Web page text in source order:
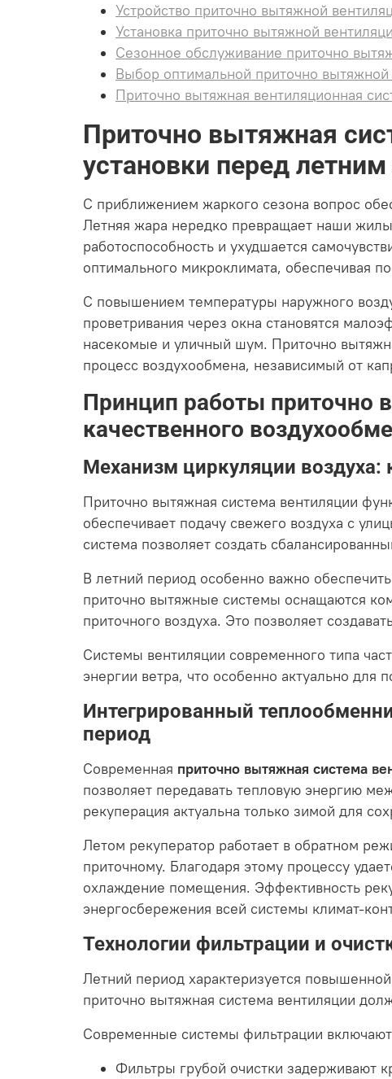
Устройство приточно вытяжной
Установка приточно вытяжной
Сезонное обслуживание приточно
Выбор оптимальной приточно
Приточно вытяжная вентиляционная
Приточно вытяжная
установки перед
С приближением жаркого сезона вопрос
Летняя жара нередко превращает наши
работоспособность и ухудшается
оптимального микроклимата, обеспечивая
С повышением температуры наружного
проветривания через окна становятся
насекомые и уличный шум. Приточно
процесс воздухообмена, независимый от
Принцип работы приточно
качественного
Механизм циркуляции воздуха:
Приточно вытяжная система вентиляции
обеспечивает подачу свежего воздуха с
система позволяет создать
В летний период особенно важно
приточно вытяжные системы оснащаются
приточного воздуха. Это позволяет
Системы вентиляции современного типа
энергии ветра, что особенно актуально
Интегрированный
период
Современная приточно вытяжная система
позволяет передавать тепловую энергию
рекуперация актуальна только зимой для
Летом рекуператор работает в обратном
приточному. Благодаря этому процессу
охлаждение помещения. Эффективность
энергосбережения всей системы климат-
Технологии фильтрации и
Летний период характеризуется
приточно вытяжная система вентиляции
Современные системы фильтрации включают
Фильтры грубой очистки задерживают